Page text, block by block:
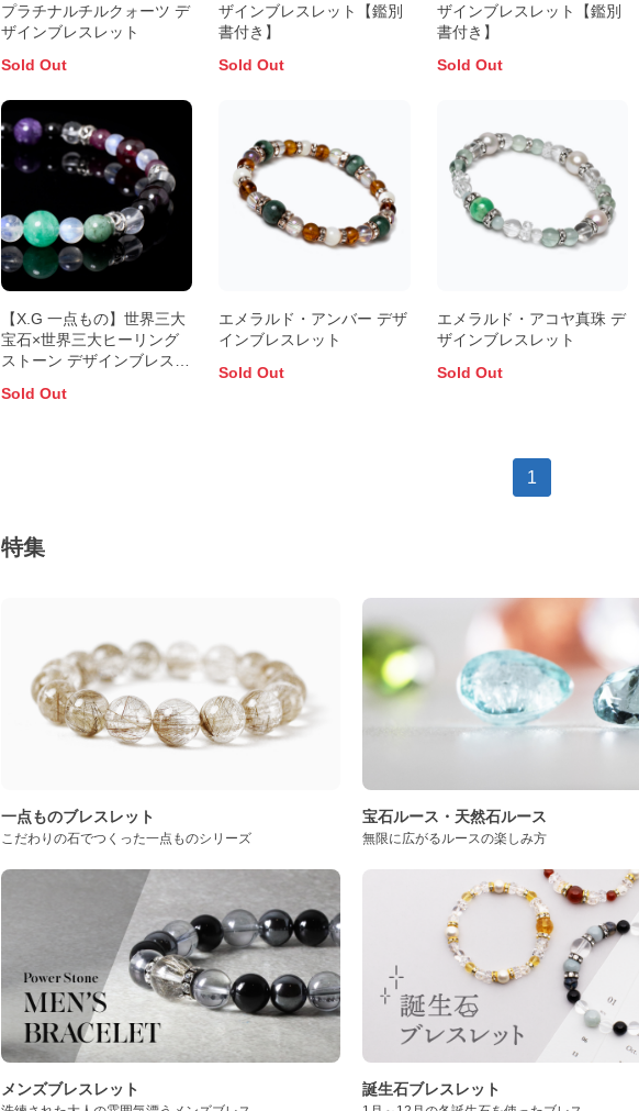
プラチナルチルクォーツ デ
ザインブレスレット
Sold Out
ザインブレスレット【鑑別
書付き】
Sold Out
ザインブレスレット【鑑別
書付き】
Sold Out
【X.G 一点もの】世界三大
宝石×世界三大ヒーリング
ストーン デザインブレスレ
Sold Out
エメラルド・アンバー デザ
インブレスレット
Sold Out
エメラルド・アコヤ真珠 デ
ザインブレスレット
Sold Out
1
特集
一点ものブレスレット
こだわりの石でつくった一点ものシリーズ
宝石ルース・天然石ルース
無限に広がるルースの楽しみ方
メンズブレスレット 誕生石ブレスレット